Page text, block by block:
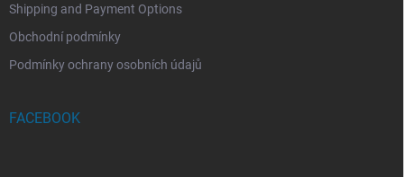
Shipping and Payment Options
Obchodní podmínky
Podmínky ochrany osobních údajů
FACEBOOK